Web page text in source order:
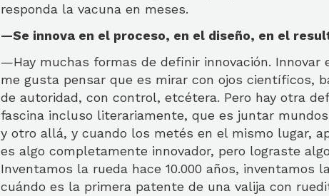
responda la vacuna en meses.
—Se innova en el proceso, en el diseño, en el
—Hay muchas formas de definir innovación.
me gusta pensar que es mirar con ojos científicos,
de autoridad, con control, etcétera. Pero hay otra
fascina incluso literariamente, que es juntar
y otro allá, y cuando los metés en el mismo lugar,
es algo completamente innovador, pero lograste
Inventamos la rueda hace 10.000 años, inventamos
cuándo es la primera patente de una valija con